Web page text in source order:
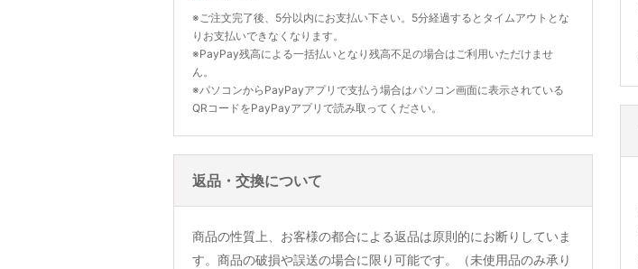
※ご注文完了後、5分以内にお支払い下さい。5分経過するとタイムアウトとな
りお支払いできなくなります。
※PayPay残高による一括払いとなり残高不足の場合はご利用いただけませ
ん。
※パソコンからPayPayアプリで支払う場合はパソコン画面に表示されている
QRコードをPayPayアプリで読み取ってください。
返品・交換について
商品の性質上、お客様の都合による返品は原則的にお断りしていま
す。商品の破損や誤送の場合に限り可能です。（未使用品のみ承り